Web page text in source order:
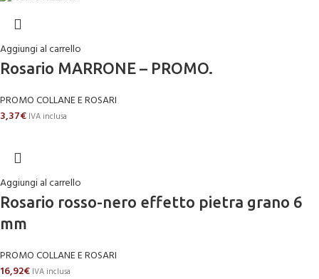
Aggiungi al carrello
Rosario MARRONE – PROMO.
PROMO COLLANE E ROSARI
3,37€ IVA inclusa
Aggiungi al carrello
Rosario rosso-nero effetto pietra grano 6
mm
PROMO COLLANE E ROSARI
16,92€ IVA inclusa